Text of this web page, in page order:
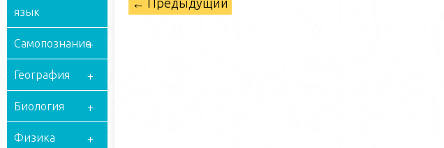
язык
Самопознание
География
Биология
Физика
← Предыдущий